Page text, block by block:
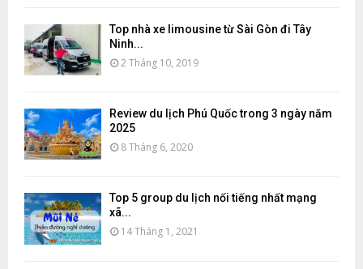
Top nhà xe limousine từ Sài Gòn đi Tây
Ninh...
2 Tháng 10, 2019
Review du lịch Phú Quốc trong 3 ngày năm
2025
8 Tháng 6, 2020
Top 5 group du lịch nổi tiếng nhất mạng
xã...
14 Tháng 1, 2021